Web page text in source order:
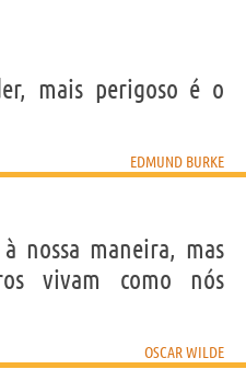
mais perigoso é o
EDMUND BURKE
nossa maneira, mas
vivam como nós
OSCAR WILDE